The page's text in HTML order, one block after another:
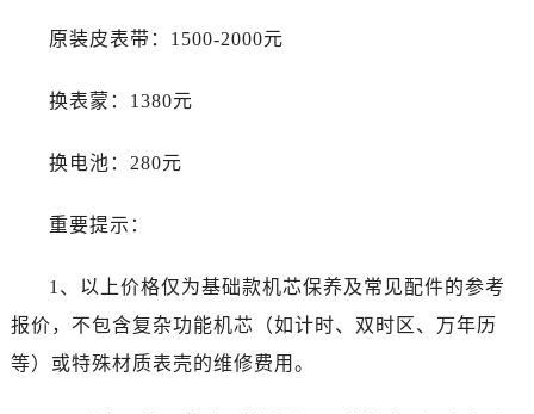
原装皮表带：1500-2000元
换表蒙：1380元
换电池：280元
重要提示：
1、以上价格仅为基础款机芯保养及常见配件的参考
报价，不包含复杂功能机芯（如计时、双时区、万年历
等）或特殊材质表壳的维修费用。